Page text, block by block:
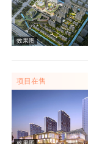
效果图
效果图
项目在售